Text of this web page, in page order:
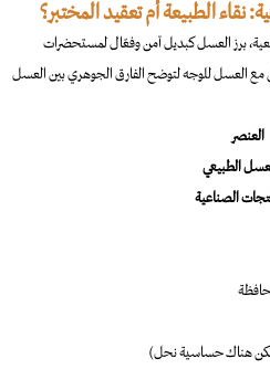
نقاء الطبيعة أم تعقيد المختبر؟
برز العسل كبديل آمن وفعّال لمستحضرات
مع العسل للوجه لتوضح الفارق الجوهري بين العسل
العنصر